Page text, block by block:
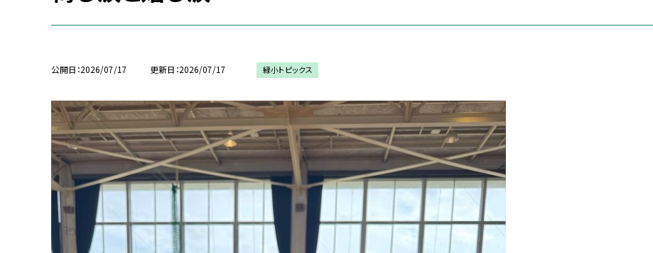
公開日 2026/07/17 更新日 2026/07/17 緑小トピックス